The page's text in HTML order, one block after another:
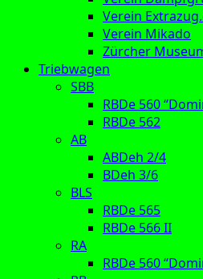
Verein
Verein Mikado
Zürcher
Triebwagen
SBB
RBDe 560
RBDe 562
AB
ABDeh 2/4
BDeh 3/6
BLS
RBDe 565
RBDe 566 II
RA
RBDe 560